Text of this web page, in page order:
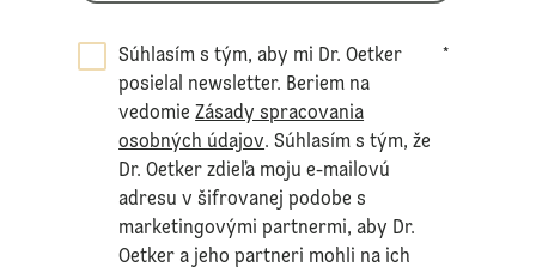
Súhlasím s tým, aby mi Dr. Oetker
posielal newsletter. Beriem na
vedomieZásady spracovania
osobných údajov. Súhlasím s tým, že
Dr. Oetker zdieľa moju e-mailovú
adresu v šifrovanej podobe s
marketingovými partnermi, aby Dr.
Oetker a jeho partneri mohli na ich
*